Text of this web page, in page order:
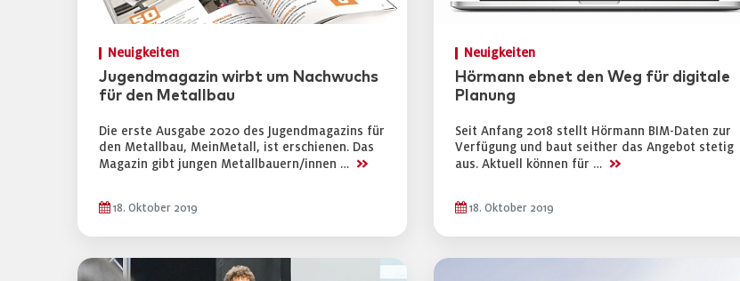
Neuigkeiten
Jugendmagazin wirbt um Nachwuchs
für den Metallbau
Die erste Ausgabe 2020 des Jugendmagazins für
den Metallbau, MeinMetall, ist erschienen. Das
Magazin gibt jungen Metallbauern/innen … >>
18. Oktober 2019
Neuigkeiten
Hörmann ebnet den Weg für digitale
Planung
Seit Anfang 2018 stellt Hörmann BIM-Daten zur
Verfügung und baut seither das Angebot stetig
aus. Aktuell können für … >>
18. Oktober 2019